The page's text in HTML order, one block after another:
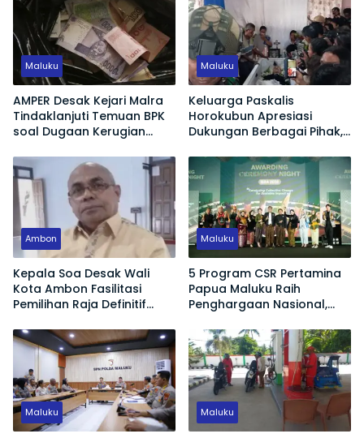
Maluku
AMPER Desak Kejari Malra
Tindaklanjuti Temuan BPK
soal Dugaan Kerugian
Langgur
Maluku
Keluarga Paskalis
Horokubun Apresiasi
Dukungan Berbagai Pihak,
Adik Korban Tetap
Terjamin
Ambon
Kepala Soa Desak Wali
Kota Ambon Fasilitasi
Pemilihan Raja Definitif
Maluku
5 Program CSR Pertamina
Papua Maluku Raih
Penghargaan Nasional,
Ekonomi hingga Konservasi
Lingkungan
Maluku Maluku